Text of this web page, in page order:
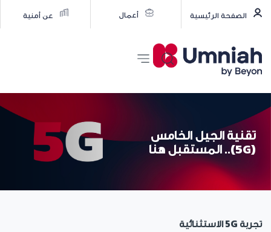
الصفحة الرئيسية أعمال عن أمنية
تقنية الجيل الخامس
(5G).. المستقبل هنا
تجربة 5G الاستثنائية